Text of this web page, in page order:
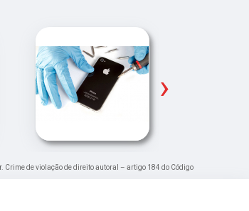
›
Crime de violação de direito autoral – artigo 184 do Código